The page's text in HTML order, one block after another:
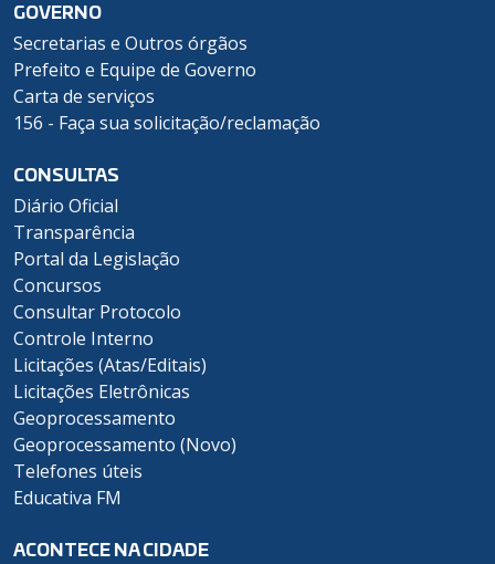
GOVERNO
Secretarias e Outros órgãos
Prefeito e Equipe de Governo
Carta de serviços
156 - Faça sua solicitação/reclamação
CONSULTAS
Diário Oficial
Transparência
Portal da Legislação
Concursos
Consultar Protocolo
Controle Interno
Licitações (Atas/Editais)
Licitações Eletrônicas
Geoprocessamento
Geoprocessamento (Novo)
Telefones úteis
Educativa FM
ACONTECE NA CIDADE